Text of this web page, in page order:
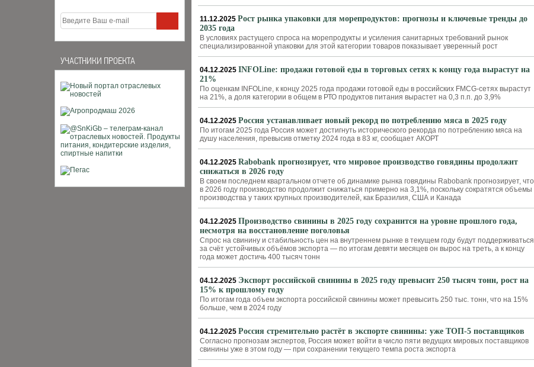
УЧАСТНИКИ ПРОЕКТА
11.12.2025 Рост рынка упаковки для морепродуктов: прогнозы и ключевые тренды до
2035 года
В условиях растущего спроса на морепродукты и усиления санитарных требований рынок
специализированной упаковки для этой категории товаров показывает уверенный рост
04.12.2025 INFOLine: продажи готовой еды в торговых сетях к концу года вырастут на
21%
По оценкам INFOLine, к концу 2025 года продажи готовой еды в российских FMCG-сетях вырастут
на 21%, а доля категории в общем в РТО продуктов питания вырастет на 0,3 п.п. до 3,9%
04.12.2025 Россия устанавливает новый рекорд по потреблению мяса в 2025 году
По итогам 2025 года Россия может достигнуть исторического рекорда по потреблению мяса на
душу населения, превысив отметку 2024 года в 83 кг, сообщает АКОРТ
04.12.2025 Rabobank прогнозирует, что мировое производство говядины продолжит
снижаться в 2026 году
В своем последнем квартальном отчете об динамике рынка говядины Rabobank прогнозирует, что
в 2026 году производство продолжит снижаться примерно на 3,1%, поскольку сократятся объемы
производства у таких крупных производителей, как Бразилия, США и Канада
04.12.2025 Производство свинины в 2025 году сохранится на уровне прошлого года,
несмотря на восстановление поголовья
Спрос на свинину и стабильность цен на внутреннем рынке в текущем году будут поддерживаться
за счёт устойчивых объёмов экспорта — по итогам девяти месяцев он вырос на треть, а к концу
года может достичь 400 тысяч тонн
04.12.2025 Экспорт российской свинины в 2025 году превысит 250 тысяч тонн, рост на
15% к прошлому году
По итогам года объем экспорта российской свинины может превысить 250 тыс. тонн, что на 15%
больше, чем в 2024 году
04.12.2025 Россия стремительно растёт в экспорте свинины: уже ТОП-5 поставщиков
Согласно прогнозам экспертов, Россия может войти в число пяти ведущих мировых поставщиков
свинины уже в этом году — при сохранении текущего темпа роста экспорта